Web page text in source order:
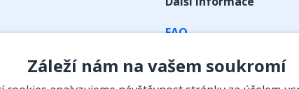
FAQ
Obchodní podmínky
Záleží nám na vašem soukromí